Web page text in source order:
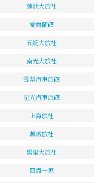
蓮池大旅社
愛爾蘭館
五統大旅社
南光大旅社
雪梨汽車旅館
星光汽車旅館
上海旅社
舊城旅社
黑貓大旅社
四海一家